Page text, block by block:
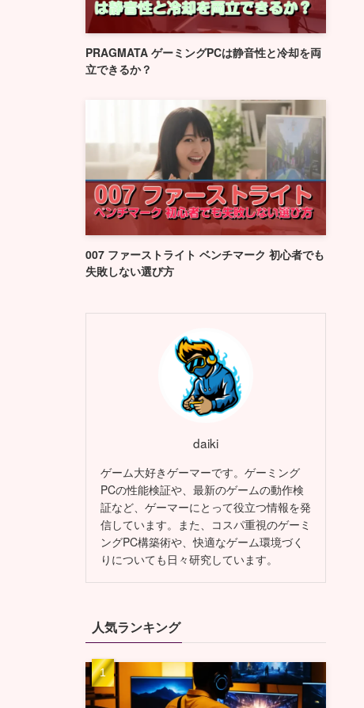
PRAGMATA ゲーミングPCは静音性と冷却を両
立できるか？
007 ファーストライト ベンチマーク 初心者でも
失敗しない選び方
daiki
ゲーム大好きゲーマーです。ゲーミング
PCの性能検証や、最新のゲームの動作検
証など、ゲーマーにとって役立つ情報を発
信しています。また、コスパ重視のゲーミ
ングPC構築術や、快適なゲーム環境づく
りについても日々研究しています。
人気ランキング